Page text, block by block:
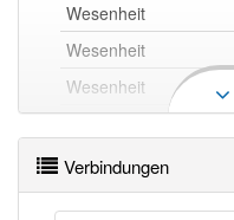
Wesenheit
Wesenheit
Wesenheit
Wesenheit
Wesenheit
Verbindungen